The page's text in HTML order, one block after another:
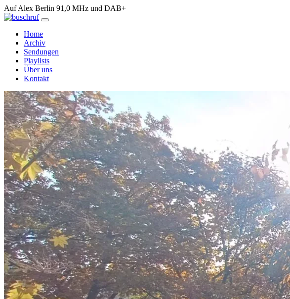
Auf Alex Berlin 91,0 MHz und DAB+
Home
Archiv
Sendungen
Playlists
Über uns
Kontakt